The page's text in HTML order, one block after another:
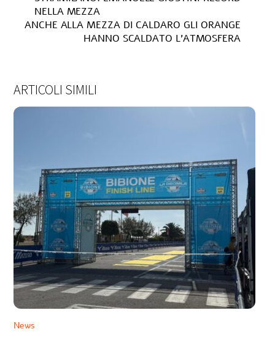
NELLA MEZZA
ANCHE ALLA MEZZA DI CALDARO GLI ORANGE
HANNO SCALDATO L’ATMOSFERA
ARTICOLI SIMILI
News